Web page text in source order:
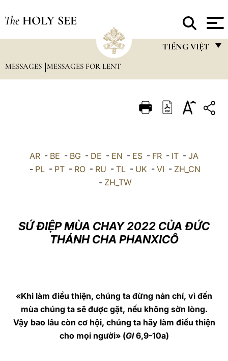
The HOLY SEE
TIẾNG VIỆT
ITALIANO
DEUTSCH
中文
LATINE
MESSAGES MESSAGES FOR LENT
AR - BE - BG - DE - EN - ES - FR - IT - JA
- PL - PT - RO - RU - TL - UK - VI - ZH_CN
- ZH_TW
SỨ ĐIỆP MÙA CHAY 2022 CỦA ĐỨC
THÁNH CHA PHANXICÔ
«Khi làm điều thiện, chúng ta đừng nản chí, vì đến
mùa chúng ta sẽ được gặt, nếu không sờn lòng.
Vậy bao lâu còn cơ hội, chúng ta hãy làm điều thiện
cho mọi người» (Gl6,9-10a)